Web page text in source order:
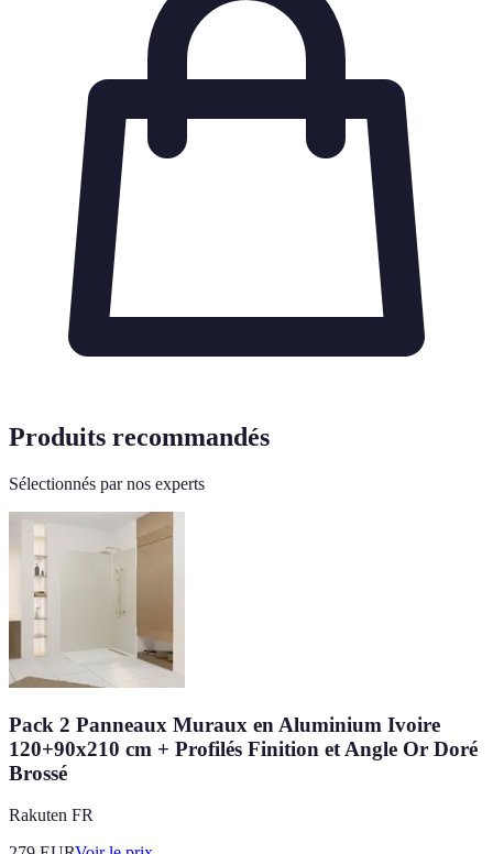
Produits recommandés
Sélectionnés par nos experts
Pack 2 Panneaux Muraux en Aluminium Ivoire
120+90x210 cm + Profilés Finition et Angle Or Doré
Brossé
Rakuten FR